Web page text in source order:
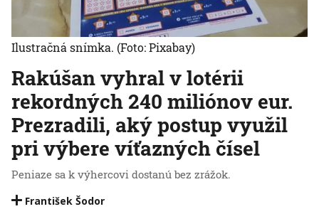
Rakúšan vyhral v lotérii
rekordných 240 miliónov eur.
Prezradili, aký postup využil
pri výbere víťazných čísel
Peniaze sa k výhercovi dostanú bez zrážok.
František Šodor
Ilustračná snímka. (Foto: Pixabay)